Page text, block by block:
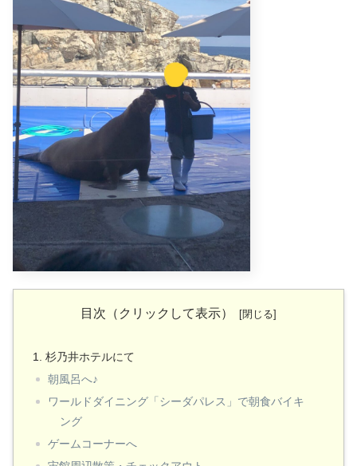
目次（クリックして表示）
杉乃井ホテルにて
朝風呂へ♪
ワールドダイニング「シーダパレス」で朝食バイキ
ング
ゲームコーナーへ